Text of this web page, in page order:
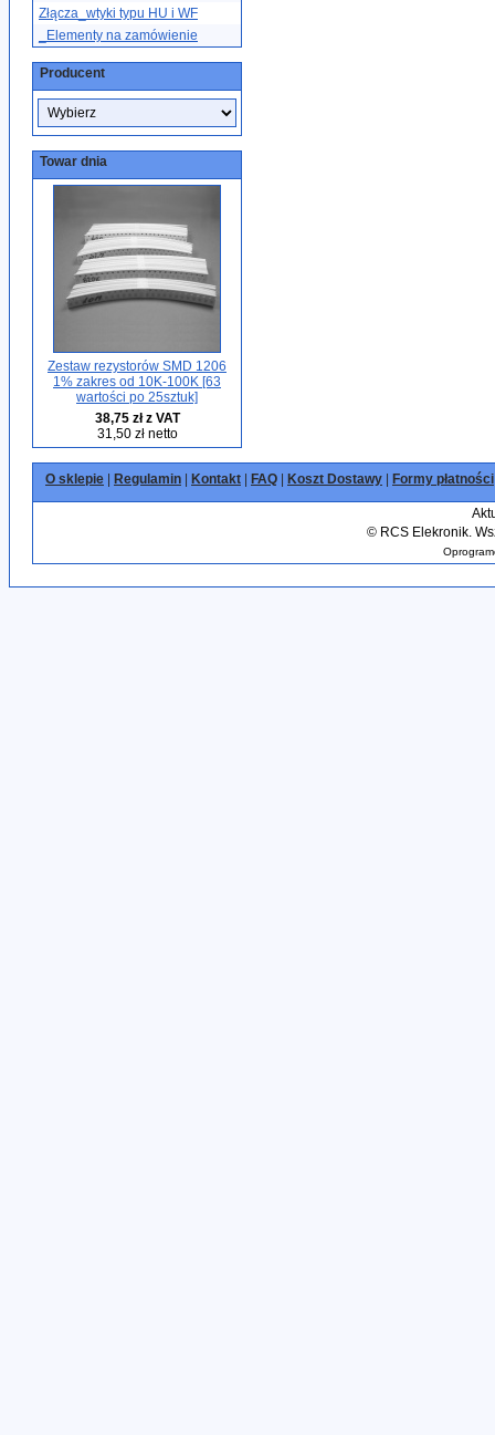
Złącza_wtyki typu HU i WF
_Elementy na zamówienie
Producent
Towar dnia
Zestaw rezystorów SMD 1206
1% zakres od 10K-100K [63
wartości po 25sztuk]
38,75 zł z VAT
31,50 zł netto
O sklepie Regulamin Kontakt FAQ Koszt Dostawy Formy płatności
©RCS Elekronik.